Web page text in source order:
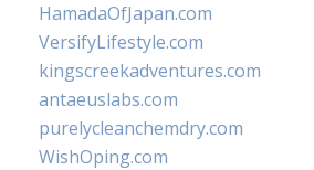
HamadaOfJapan.com
VersifyLifestyle.com
kingscreekadventures.com
antaeuslabs.com
purelycleanchemdry.com
WishOping.com